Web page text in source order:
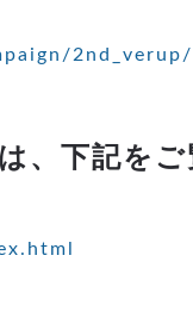
2nd_verup/
、下記をご